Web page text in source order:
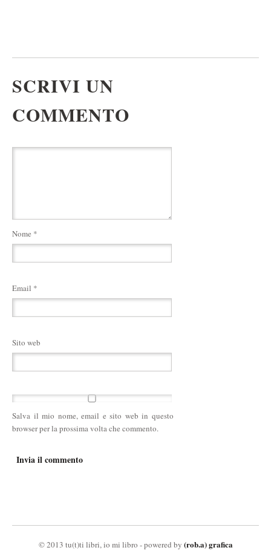
SCRIVI UN
COMMENTO
Nome *
Email *
Sito web
Salva il mio nome, email e sito web in questo
browser per la prossima volta che commento.
© 2013 tu(t)ti libri, io mi libro - powered by (rob.a) grafica